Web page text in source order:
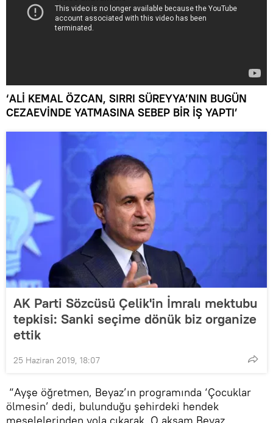
‘ALİ KEMAL ÖZCAN, SIRRI SÜREYYA’NIN BUGÜN
CEZAEVİNDE YATMASINA SEBEP BİR İŞ YAPTI’
AK Parti Sözcüsü Çelik'in İmralı mektubu
tepkisi: Sanki seçime dönük biz organize
ettik
25 Haziran 2019, 18:07
“Ayşe öğretmen, Beyaz’ın programında ‘Çocuklar
ölmesin’ dedi, bulunduğu şehirdeki hendek
meselelerinden yola çıkarak. O akşam Beyaz